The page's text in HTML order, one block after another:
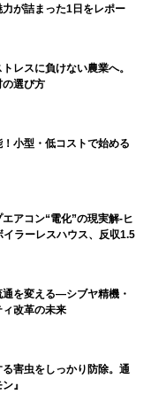
が詰まった1日をレポー
レスに負けない農業へ。
の選び方
小型・低コストで始める
アコン“電化”の現実解-ヒ
ラーレスハウス、反収1.5
を変える―シブヤ精機・
改革の未来
害虫をしっかり防除。通
』